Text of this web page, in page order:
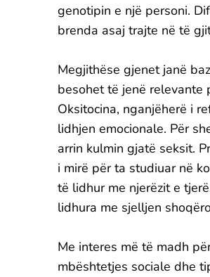
genotipin e një personi.
brenda asaj trajte në të
Megjithëse gjenet janë
besohet të jenë relevante
Oksitocina, nganjëherë i
lidhjen emocionale. Për
arrin kulmin gjatë seksit.
i mirë për ta studiuar në
të lidhur me njerëzit e
lidhura me sjelljen
Me interes më të madh
mbështetjes sociale dhe